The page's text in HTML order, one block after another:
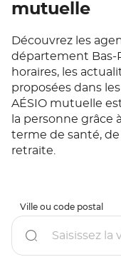
mutuelle
Découvrez les
département Bas-
horaires, les
proposées dans
AÉSIO mutuelle
la personne grâce
terme de santé,
retraite.
Ville ou code postal
Rechercher
un